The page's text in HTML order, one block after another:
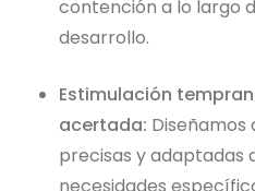
contención a lo largo
desarrollo.
Estimulación
acertada: Diseñamos
precisas y adaptadas